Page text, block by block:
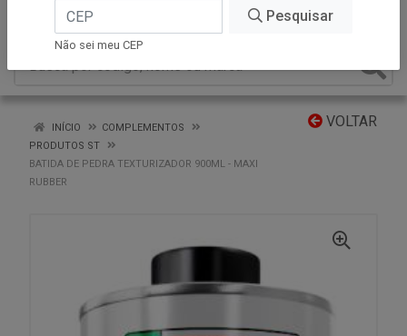
VOLTAR
INÍCIO
COMPLEMENTOS
PRODUTOS ST
BATIDA DE PEDRA TEXTURIZADOR 900ML - MAXI
RUBBER
Pesquisar
Não sei meu CEP